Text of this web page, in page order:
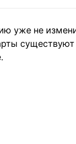
уже не